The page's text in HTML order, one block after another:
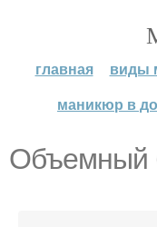
главная виды
маникюр в
Объемный